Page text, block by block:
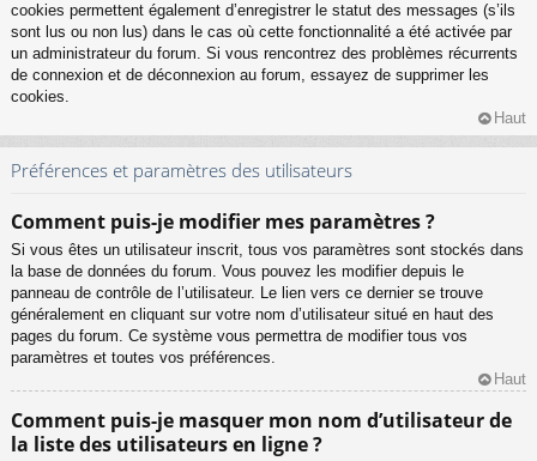
cookies permettent également d’enregistrer le statut des messages (s’ils
sont lus ou non lus) dans le cas où cette fonctionnalité a été activée par
un administrateur du forum. Si vous rencontrez des problèmes récurrents
de connexion et de déconnexion au forum, essayez de supprimer les
cookies.
Haut
Préférences et paramètres des utilisateurs
Comment puis-je modifier mes paramètres ?
Si vous êtes un utilisateur inscrit, tous vos paramètres sont stockés dans
la base de données du forum. Vous pouvez les modifier depuis le
panneau de contrôle de l’utilisateur. Le lien vers ce dernier se trouve
généralement en cliquant sur votre nom d’utilisateur situé en haut des
pages du forum. Ce système vous permettra de modifier tous vos
paramètres et toutes vos préférences.
Haut
Comment puis-je masquer mon nom d’utilisateur de
la liste des utilisateurs en ligne ?